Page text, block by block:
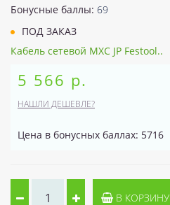
Бонусные баллы: 69
ПОД ЗАКАЗ
Кабель сетевой MXC JP Festool..
5 566 р.
НАШЛИ ДЕШЕВЛЕ?
Цена в бонусных баллах: 5716
В КОРЗИНУ